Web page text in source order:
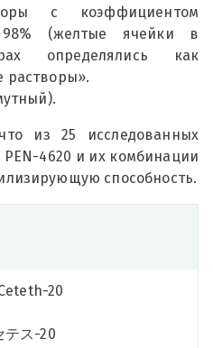
с коэффициентом
98% (желтые ячейки в
определялись как
растворы».
из 25 исследованных
PEN-4620 и их комбинации
способность.
20
テス-20